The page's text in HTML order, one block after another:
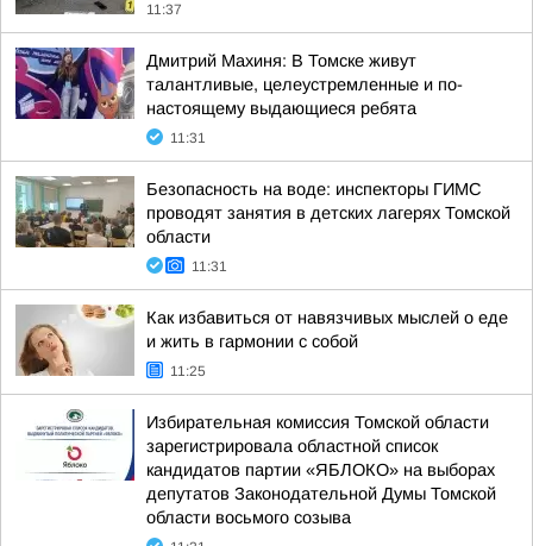
11:37
Дмитрий Махиня: В Томске живут
талантливые, целеустремленные и по-
настоящему выдающиеся ребята
11:31
Безопасность на воде: инспекторы ГИМС
проводят занятия в детских лагерях Томской
области
11:31
Как избавиться от навязчивых мыслей о еде
и жить в гармонии с собой
11:25
Избирательная комиссия Томской области
зарегистрировала областной список
кандидатов партии «ЯБЛОКО» на выборах
депутатов Законодательной Думы Томской
области восьмого созыва